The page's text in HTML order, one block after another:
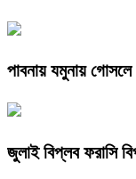
পাবনায় যমুনায়
জুলাই বিপ্লব ফরাসি